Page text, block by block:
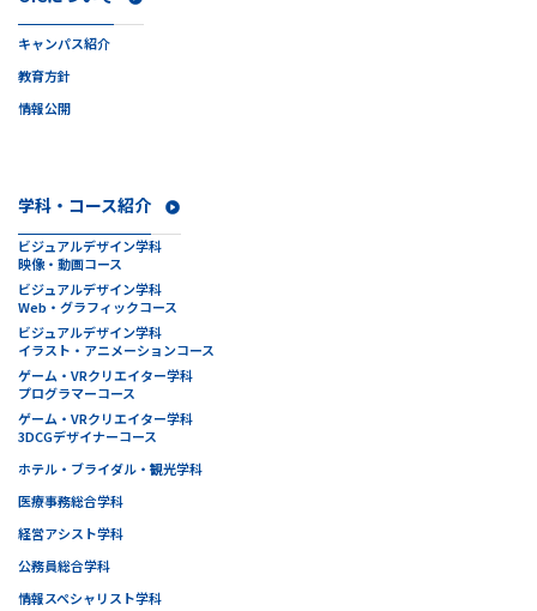
キャンパス紹介
教育方針
情報公開
学科・コース紹介
ビジュアルデザイン学科
映像・動画コース
ビジュアルデザイン学科
Web・グラフィックコース
ビジュアルデザイン学科
イラスト・アニメーションコース
ゲーム・VRクリエイター学科
プログラマーコース
ゲーム・VRクリエイター学科
3DCGデザイナーコース
ホテル・ブライダル・観光学科
医療事務総合学科
経営アシスト学科
公務員総合学科
情報スペシャリスト学科